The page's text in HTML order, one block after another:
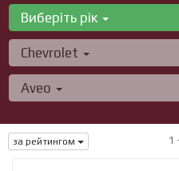
Виберіть рік
Chevrolet
Aveo
за рейтингом 1